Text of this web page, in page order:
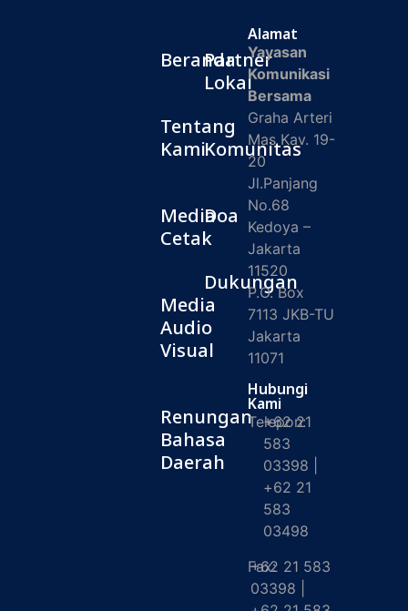
Beranda
Tentang
Kami
Media
Cetak
Media
Audio
Visual
Renungan
Bahasa
Daerah
Partner
Lokal
Komunitas
Doa
Dukungan
Alamat
Yayasan
Komunikasi
Bersama
Graha Arteri
Mas Kav. 19-
20
Jl.Panjang
No.68
Kedoya –
Jakarta
11520
P.O. Box
7113 JKB-TU
Jakarta
11071
Hubungi
Kami
Telepon:
+62 21
583
03398 |
+62 21
583
03498
Fax:
+62 21 583
03398 |